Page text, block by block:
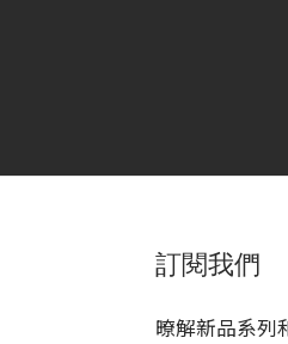
訂閱我們
暸解新品系列